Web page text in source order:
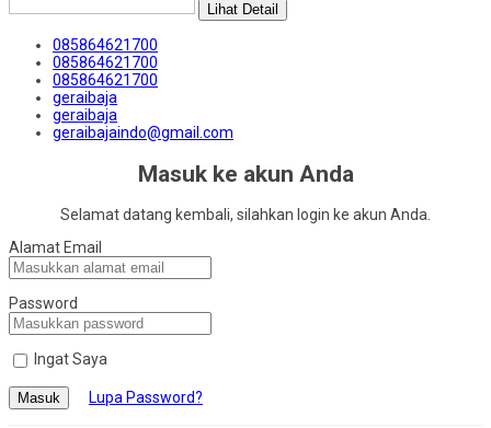
Lihat Detail
085864621700
085864621700
085864621700
geraibaja
geraibaja
geraibajaindo@gmail.com
Masuk ke akun Anda
Selamat datang kembali, silahkan login ke akun Anda.
Alamat Email
Password
Ingat Saya
Masuk Lupa Password?